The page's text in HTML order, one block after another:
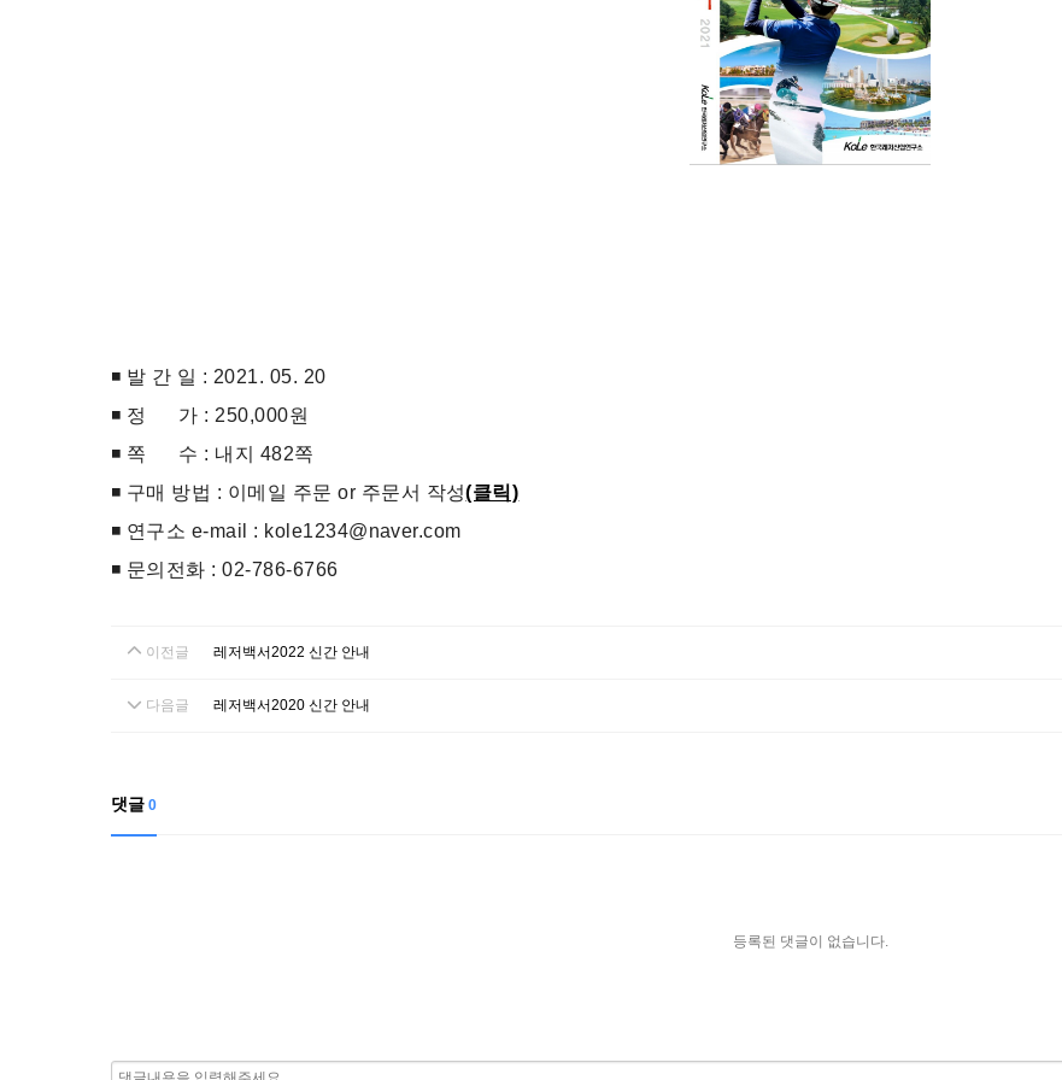
◾ 발 간 일 : 2021. 05. 20
◾ 정 가 : 250,000원
◾ 쪽 수 : 내지 482쪽
◾ 구매 방법 : 이메일 주문 or 주문서 작성(클릭)
◾ 연구소 e-mail : kole1234@naver.com
◾ 문의전화 : 02-786-6766
이전글 레저백서2022 신간 안내
다음글 레저백서2020 신간 안내
댓글 0
등록된 댓글이 없습니다.